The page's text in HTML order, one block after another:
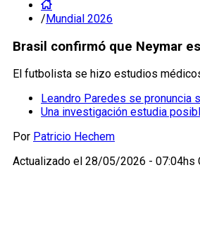
/Mundial 2026
Brasil confirmó que Neymar
El futbolista se hizo estudios
Leandro Paredes se pronuncia
Una investigación estudia
Por Patricio Hechem
Actualizado el 28/05/2026 - 07:04hs